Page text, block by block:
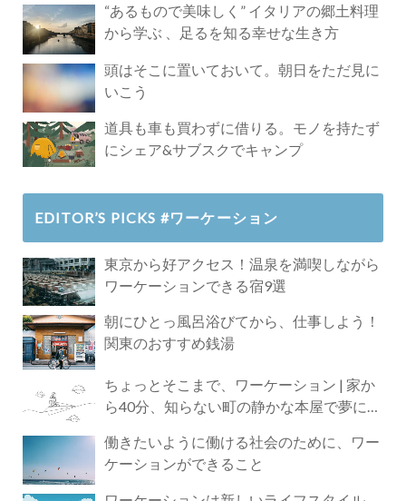
“あるもので美味しく” イタリアの郷土料理
から学ぶ 、足るを知る幸せな生き方
頭はそこに置いておいて。朝日をただ見に
いこう
道具も車も買わずに借りる。モノを持たず
にシェア&サブスクでキャンプ
EDITOR’S PICKS #ワーケーション
東京から好アクセス！温泉を満喫しながら
ワーケーションできる宿9選
朝にひとっ風呂浴びてから、仕事しよう！
関東のおすすめ銭湯
ちょっとそこまで、ワーケーション | 家か
ら40分、知らない町の静かな本屋で夢に近
働きたいように働ける社会のために、ワー
ケーションができること